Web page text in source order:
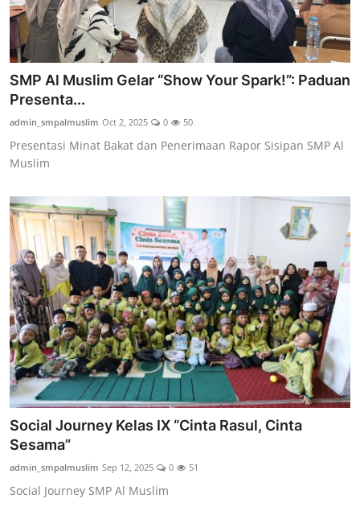
SMP Al Muslim Gelar “Show Your Spark!”: Paduan
Presenta...
admin_smpalmuslim Oct 2, 2025 0 50
Presentasi Minat Bakat dan Penerimaan Rapor Sisipan SMP Al
Muslim
Social Journey Kelas IX “Cinta Rasul, Cinta
Sesama”
admin_smpalmuslim Sep 12, 2025 0 51
Social Journey SMP Al Muslim